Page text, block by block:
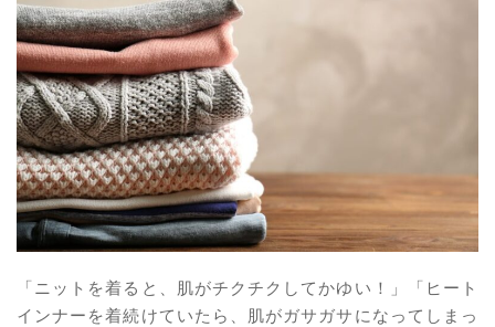
「ニットを着ると、肌がチクチクしてかゆい！」「ヒート
インナーを着続けていたら、肌がガサガサになってしまっ